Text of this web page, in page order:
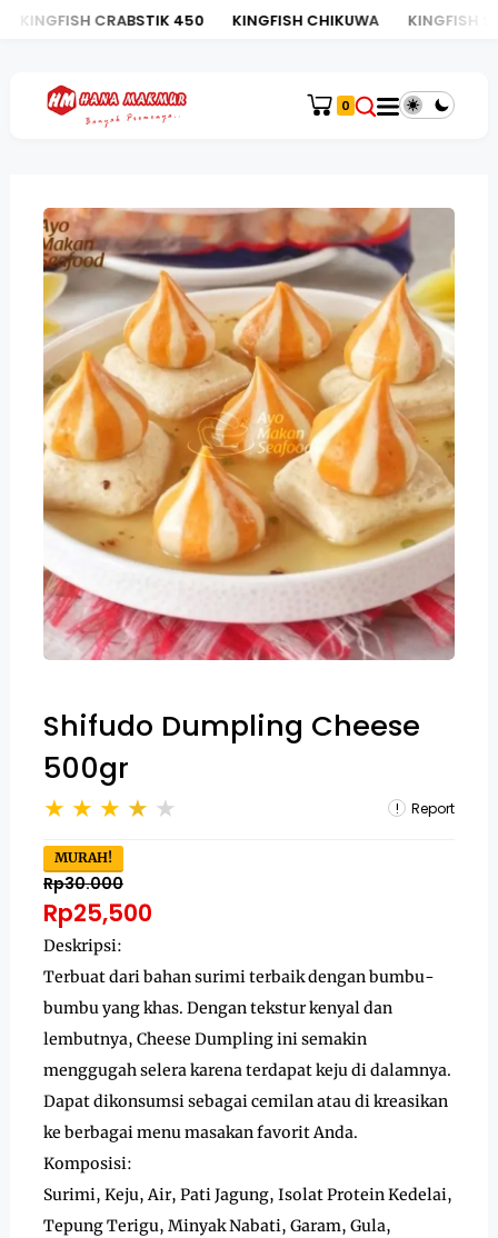
CRABSTIK 450 KINGFISH CHIKUWA KINGFISH
0
Shifudo Dumpling Cheese
500gr
Report
MURAH!
Rp30.000
Rp25,500
Deskripsi:
Terbuat dari bahan surimi terbaik dengan bumbu-
bumbu yang khas. Dengan tekstur kenyal dan
lembutnya, Cheese Dumpling ini semakin
menggugah selera karena terdapat keju di dalamnya.
Dapat dikonsumsi sebagai cemilan atau di kreasikan
ke berbagai menu masakan favorit Anda.
Komposisi:
Surimi, Keju, Air, Pati Jagung, Isolat Protein Kedelai,
Tepung Terigu, Minyak Nabati, Garam, Gula,